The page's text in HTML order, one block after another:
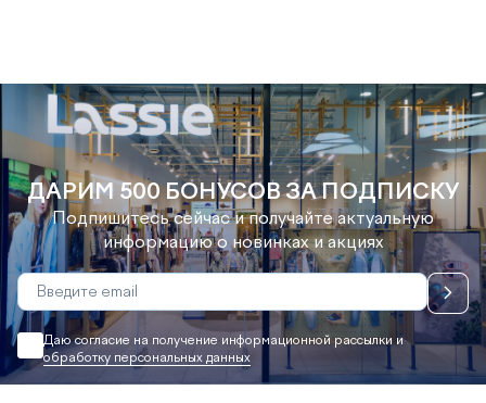
ДАРИМ 500 БОНУСОВ ЗА ПОДПИСКУ
Подпишитесь сейчас и получайте актуальную
информацию о новинках и акциях
Даю согласие на получение информационной рассылки и
обработку персональных данных